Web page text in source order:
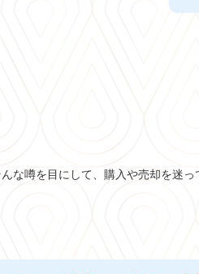
な噂を目にして、購入や売却を迷っ